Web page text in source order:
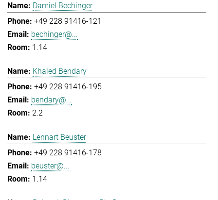
Damiel Bechinger
+49 228 91416-121
bechinger@...
1.14
Khaled Bendary
+49 228 91416-195
bendary@...
2.2
Lennart Beuster
+49 228 91416-178
beuster@...
1.14